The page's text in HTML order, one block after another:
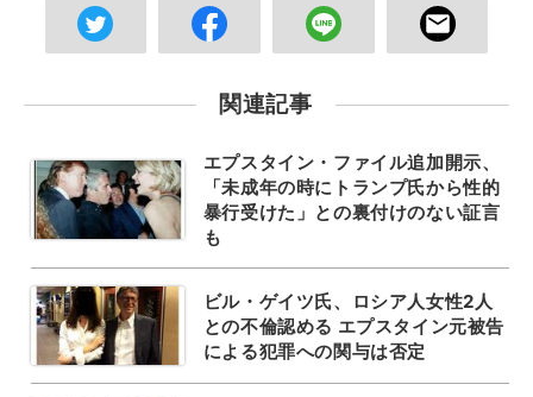
関連記事
エプスタイン・ファイル追加開示、
「未成年の時にトランプ氏から性的
暴行受けた」との裏付けのない証言
も
ビル・ゲイツ氏、ロシア人女性2人
との不倫認める エプスタイン元被告
による犯罪への関与は否定